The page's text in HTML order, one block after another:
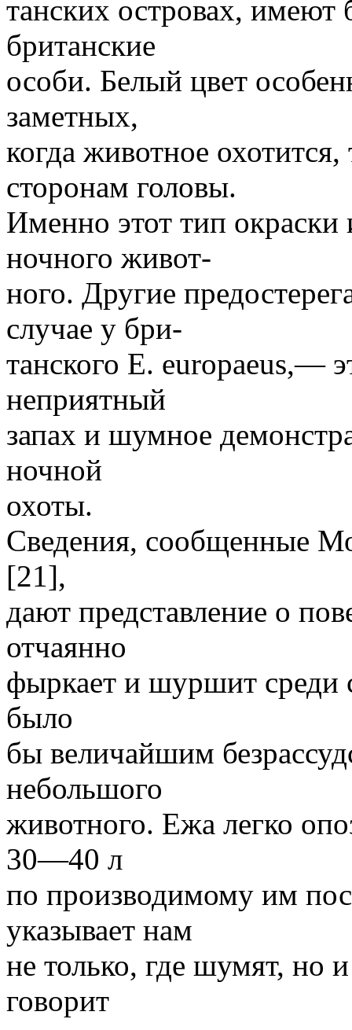
танских островах, имеют
британские
особи. Белый цвет
заметных,
когда животное
сторонам головы.
Именно этот тип
ночного живот-
ного. Другие
случае у бри-
танского Е. europaeus,—
неприятный
запах и шумное
ночной
охоты.
Сведения, сообщенные
[21],
дают представление о
отчаянно
фыркает и шуршит среди
было
бы величайшим
небольшого
животного. Ежа легко
30—40 л
по производимому им
указывает нам
не только, где шумят, но
говорит